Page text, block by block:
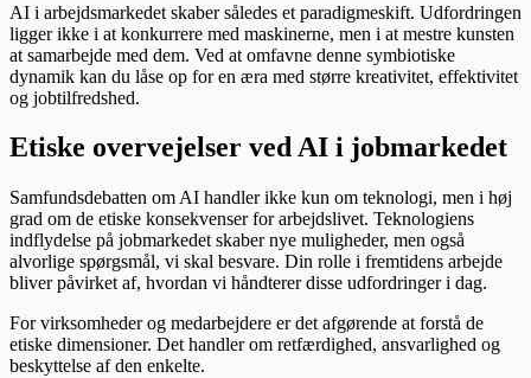
AI i arbejdsmarkedet skaber således et paradigmeskift. Udfordringen
ligger ikke i at konkurrere med maskinerne, men i at mestre kunsten
at samarbejde med dem. Ved at omfavne denne symbiotiske
dynamik kan du låse op for en æra med større kreativitet, effektivitet
og jobtilfredshed.
Etiske overvejelser ved AI i jobmarkedet
Samfundsdebatten om AI handler ikke kun om teknologi, men i høj
grad om de etiske konsekvenser for arbejdslivet. Teknologiens
indflydelse på jobmarkedet skaber nye muligheder, men også
alvorlige spørgsmål, vi skal besvare. Din rolle i fremtidens arbejde
bliver påvirket af, hvordan vi håndterer disse udfordringer i dag.
For virksomheder og medarbejdere er det afgørende at forstå de
etiske dimensioner. Det handler om retfærdighed, ansvarlighed og
beskyttelse af den enkelte.